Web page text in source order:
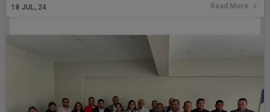
18 JUL, 24 Read More